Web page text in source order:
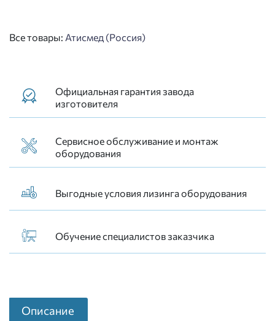
Все товары: Атисмед (Россия)
Официальная гарантия завода
изготовителя
Сервисное обслуживание и монтаж
оборудования
Выгодные условия лизинга оборудования
Обучение специалистов заказчика
Описание